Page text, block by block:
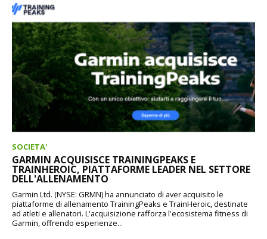
SOCIETA'
GARMIN ACQUISISCE TRAININGPEAKS E
TRAINHEROIC, PIATTAFORME LEADER NEL SETTORE
DELL'ALLENAMENTO
Garmin Ltd. (NYSE: GRMN) ha annunciato di aver acquisito le
piattaforme di allenamento TrainingPeaks e TrainHeroic, destinate
ad atleti e allenatori. L'acquisizione rafforza l'ecosistema fitness di
Garmin, offrendo esperienze...